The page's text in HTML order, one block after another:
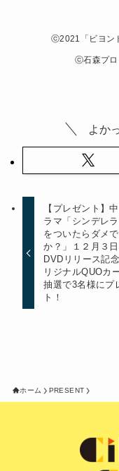
ⓒ2021「ビヨン
ⓒ石森プロ
よか
【プレゼント】
ラマ「シンデレ
をついたらダメ
か？」１２月３日
DVDリリース記
リジナルQUOカ
抽選で3名様にプ
ト！
ホーム PRESENT